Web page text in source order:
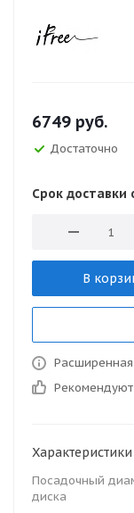
6749 руб.
Достаточно
Срок доставки
В
Расширенная
Рекомендуют
Характеристики
Посадочный
диска